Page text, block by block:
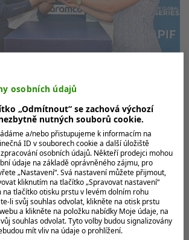
vyšla Kouskové na
byla z Češek
si v Houstonu připsala další
tým ve složení s Dánkou Sofií
ZAJÍMAT
osobních údajů
„Odmítnout“ se zachová výchozí
nutných souborů cookie.
a/nebo přistupujeme k informacím na
ID v souborech cookie a další úložiště
osobních údajů. Někteří prodejci mohou
údaje na základě oprávněného zájmu, pro
„Nastavení“. Svá nastavení můžete přijmout,
kliknutím na tlačítko „Spravovat nastavení“
na tlačítko otisku prstu v levém dolním rohu
li svůj souhlas odvolat, klikněte na otisk prstu
a klikněte na položku nabídky Moje údaje, na
souhlas odvolat. Tyto volby budou signalizovány
mít vliv na údaje o prohlížení.